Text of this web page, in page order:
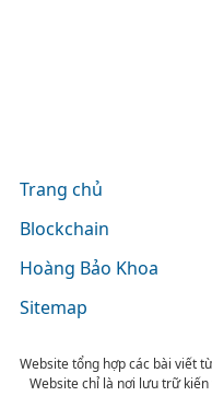
Trang chủ
Blockchain
Hoàng Bảo Khoa
Sitemap
Website tổng hợp các bài viết
Website chỉ là nơi lưu trữ